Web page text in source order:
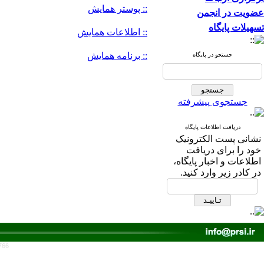
عضویت در انجمن
تسهیلات پایگاه
جستجو در پایگاه
جستجوی پیشرفته
دریافت اطلاعات پایگاه
نشانی پست الکترونیک
خود را برای دریافت
اطلاعات و اخبار پایگاه،
در کادر زیر وارد کنید.
:: پوستر همایش
:: اطلاعات همایش
:: برنامه همایش